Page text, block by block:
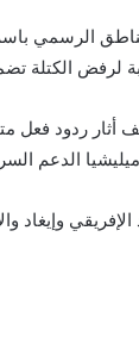
الرسمي
لرفض الكتلة
ردود فعل
الدعم